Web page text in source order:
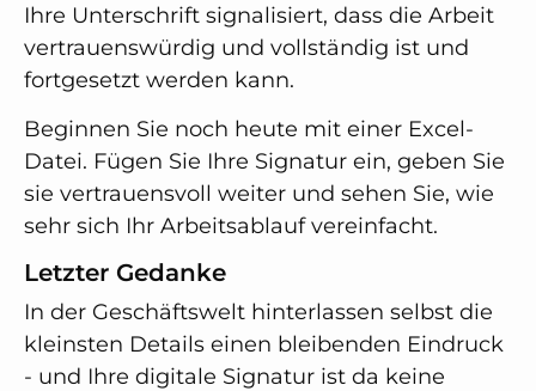
Ihre Unterschrift signalisiert, dass die Arbeit
vertrauenswürdig und vollständig ist und
fortgesetzt werden kann.
Beginnen Sie noch heute mit einer Excel-
Datei. Fügen Sie Ihre Signatur ein, geben Sie
sie vertrauensvoll weiter und sehen Sie, wie
sehr sich Ihr Arbeitsablauf vereinfacht.
Letzter Gedanke
In der Geschäftswelt hinterlassen selbst die
kleinsten Details einen bleibenden Eindruck
- und Ihre digitale Signatur ist da keine